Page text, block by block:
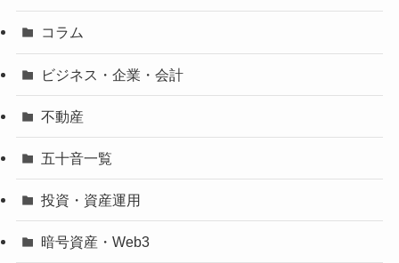
コラム
ビジネス・企業・会計
不動産
五十音一覧
投資・資産運用
暗号資産・Web3